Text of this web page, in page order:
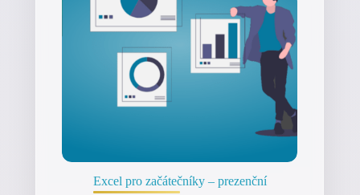
Excel pro začátečníky – prezenční